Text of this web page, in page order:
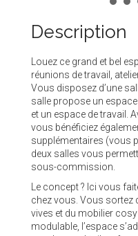
Description
Louez ce grand et bel
réunions de travail,
Vous disposez d’une
salle propose un
et un espace de travail.
vous bénéficiez
supplémentaires (vous
deux salles vous
sous-commission.
Le concept ? Ici vous
chez vous. Vous sortez
vives et du mobilier
modulable, l’espace